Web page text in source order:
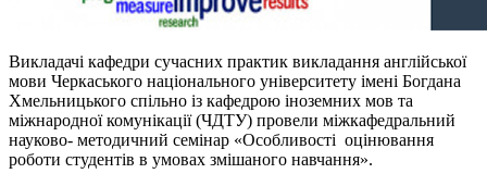
Викладачі кафедри сучасних практик викладання англійської
мови Черкаського національного університету імені Богдана
Хмельницького спільно із кафедрою іноземних мов та
міжнародної комунікації (ЧДТУ) провели міжкафедральний
науково- методичний семінар «Особливості оцінювання
роботи студентів в умовах змішаного навчання».